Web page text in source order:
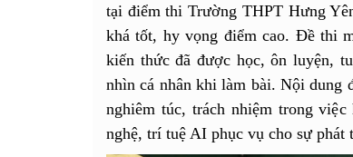
tại điểm thi Trường THPT Hưng
khá tốt, hy vọng điểm cao. Đề thi
kiến thức đã được học, ôn luyện,
nhìn cá nhân khi làm bài. Nội dung
nghiêm túc, trách nhiệm trong
nghệ, trí tuệ AI phục vụ cho sự phát